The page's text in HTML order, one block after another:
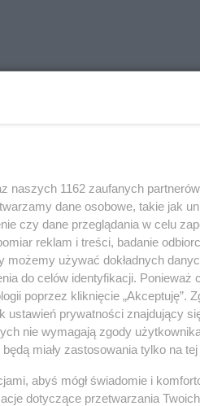
News
naszych 1162 zaufanych
dane osobowe, takie jak
czy dane przeglądania w celu
reklam i treści, badanie
możemy używać dokładnych
do celów identyfikacji. Ponieważ
poprzez kliknięcie „Akceptuję”.
ustawień prywatności znajdujący
nie wymagają zgody
miały zastosowania tylko na
abyś mógł świadomie i
dotyczące przetwarzania